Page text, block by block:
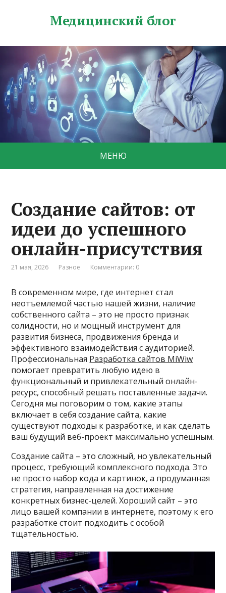
Медицинский блог
МЕНЮ
Создание сайтов: от
идеи до успешного
онлайн-присутствия
21 мая, 2026 Разное Комментарии: 0
В современном мире, где интернет стал
неотъемлемой частью нашей жизни, наличие
собственного сайта – это не просто признак
солидности, но и мощный инструмент для
развития бизнеса, продвижения бренда и
эффективного взаимодействия с аудиторией.
Профессиональная Разработка сайтов MiWiw
помогает превратить любую идею в
функциональный и привлекательный онлайн-
ресурс, способный решать поставленные задачи.
Сегодня мы поговорим о том, какие этапы
включает в себя создание сайта, какие
существуют подходы к разработке, и как сделать
ваш будущий веб-проект максимально успешным.
Создание сайта – это сложный, но увлекательный
процесс, требующий комплексного подхода. Это
не просто набор кода и картинок, а продуманная
стратегия, направленная на достижение
конкретных бизнес-целей. Хороший сайт – это
лицо вашей компании в интернете, поэтому к его
разработке стоит подходить с особой
тщательностью.